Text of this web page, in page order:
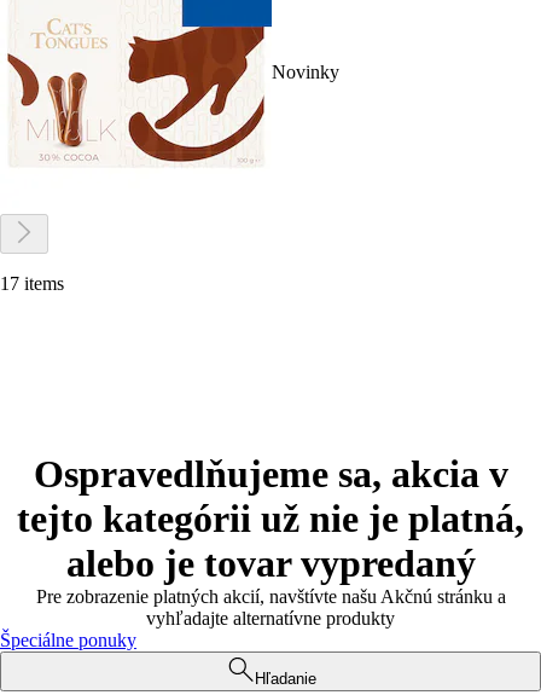
Novinky
17 items
Ospravedlňujeme sa, akcia v
tejto kategórii už nie je platná,
alebo je tovar vypredaný
Pre zobrazenie platných akcií, navštívte našu Akčnú stránku a
vyhľadajte alternatívne produkty
Špeciálne ponuky
Hľadanie